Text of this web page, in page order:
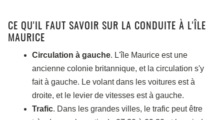
CE QU'IL FAUT SAVOIR SUR LA CONDUITE À L'ÎLE
MAURICE
Circulation à gauche. L'île Maurice est une
ancienne colonie britannique, et la circulation s'y
fait à gauche. Le volant dans les voitures est à
droite, et le levier de vitesses est à gauche.
Trafic. Dans les grandes villes, le trafic peut être